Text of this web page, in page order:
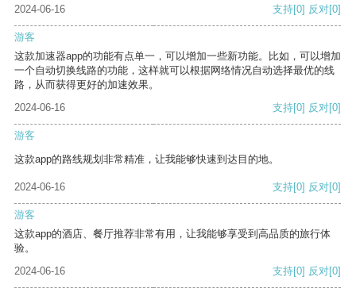
2024-06-16
支持[0] 反对[0]
游客
这款加速器app的功能有点单一，可以增加一些新功能。比如，可以增加
一个自动切换线路的功能，这样就可以根据网络情况自动选择最优的线
路，从而获得更好的加速效果。
2024-06-16
支持[0] 反对[0]
游客
这款app的路线规划非常精准，让我能够快速到达目的地。
2024-06-16 支持[0] 反对[0]
游客
这款app的酒店、餐厅推荐非常有用，让我能够享受到高品质的旅行体
验。
2024-06-16
支持[0] 反对[0]